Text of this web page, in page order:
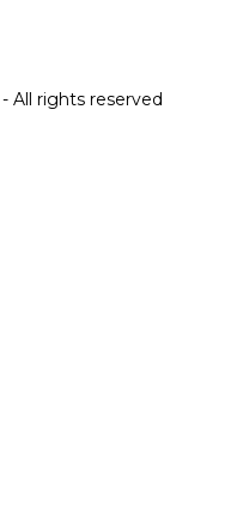
- All rights reserved